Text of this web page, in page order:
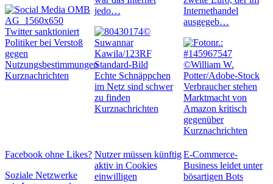
Twitter sanktioniert
Politiker bei Verstoß
gegen
Nutzungsbestimmungen
Kurznachrichten
jedo…
Echte Schnäppchen
im Netz sind schwer
zu finden
Kurznachrichten
Internethandel
ausgegeb…
Verbraucher stehen
Marktmacht von
Amazon kritisch
gegenüber
Kurznachrichten
Facebook ohne Likes?
Soziale Netzwerke
Nutzer müssen künftig
aktiv in Cookies
einwilligen
E-Commerce-
Business leidet unter
bösartigen Bots